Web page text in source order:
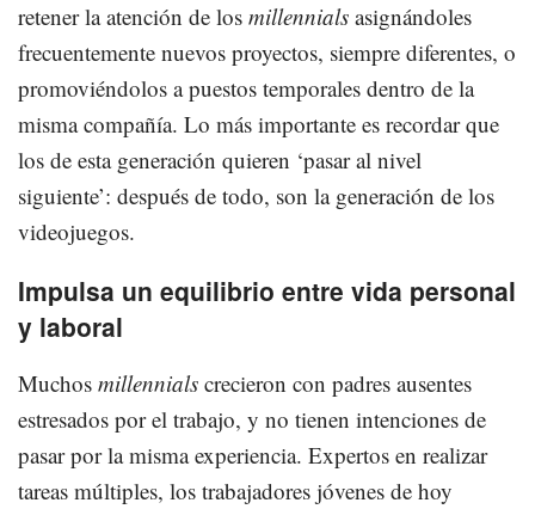
retener la atención de los millennials asignándoles
frecuentemente nuevos proyectos, siempre diferentes, o
promoviéndolos a puestos temporales dentro de la
misma compañía. Lo más importante es recordar que
los de esta generación quieren ‘pasar al nivel
siguiente’: después de todo, son la generación de los
videojuegos.
Impulsa un equilibrio entre vida personal
y laboral
Muchos millennials crecieron con padres ausentes
estresados por el trabajo, y no tienen intenciones de
pasar por la misma experiencia. Expertos en realizar
tareas múltiples, los trabajadores jóvenes de hoy